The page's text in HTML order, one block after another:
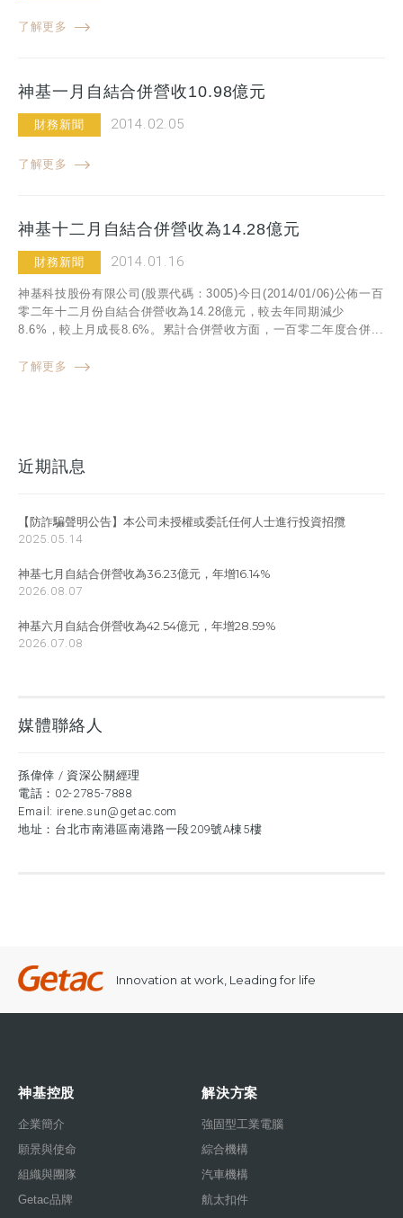
了解更多
神基一月自結合併營收10.98億元
財務新聞 2014.02.05
了解更多
神基十二月自結合併營收為14.28億元
財務新聞 2014.01.16
神基科技股份有限公司(股票代碼：3005)今日(2014/01/06)公佈一百
零二年十二月份自結合併營收為14.28億元，較去年同期減少
8.6%，較上月成長8.6%。累計合併營收方面，一百零二年度合併...
了解更多
近期訊息
【防詐騙聲明公告】本公司未授權或委託任何人士進行投資招攬
2025.05.14
神基七月自結合併營收為36.23億元，年增16.14%
2026.08.07
神基六月自結合併營收為42.54億元，年增28.59%
2026.07.08
媒體聯絡人
孫偉倖 / 資深公關經理
電話： 02-2785-7888
Email: irene.sun@getac.com
地址：台北市南港區南港路一段209號A棟5樓
Innovation at work, Leading for life
神基控股
企業簡介
願景與使命
組織與團隊
Getac品牌
解決方案
強固型工業電腦
綜合機構
汽車機構
航太扣件